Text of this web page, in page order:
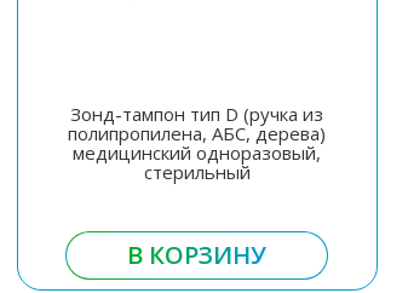
Зонд-тампон тип D (ручка из
полипропилена, АБС, дерева)
медицинский одноразовый,
стерильный
В КОРЗИНУ